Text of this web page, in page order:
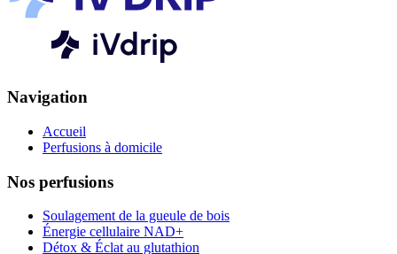
Navigation
Accueil
Perfusions à domicile
Nos perfusions
Soulagement de la gueule de bois
Énergie cellulaire NAD+
Détox & Éclat au glutathion